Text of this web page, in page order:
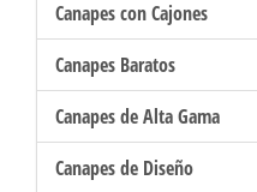
Canapes con Cajones
Canapes Baratos
Canapes de Alta Gama
Canapes de Diseño